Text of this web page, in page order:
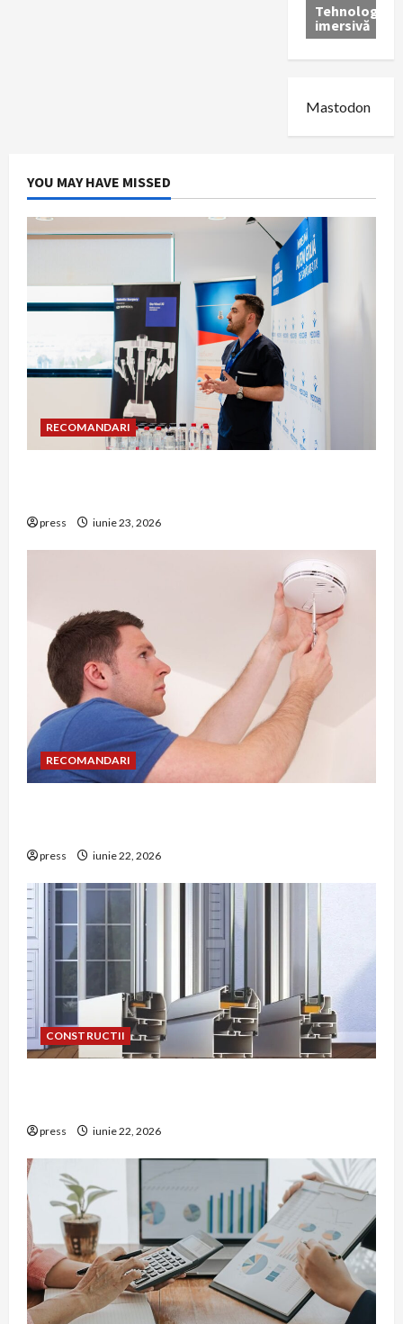
Tehnologie
imersivă
Mastodon
YOU MAY HAVE MISSED
RECOMANDARI
press iunie 23, 2026
RECOMANDARI
press iunie 22, 2026
CONSTRUCTII
press iunie 22, 2026